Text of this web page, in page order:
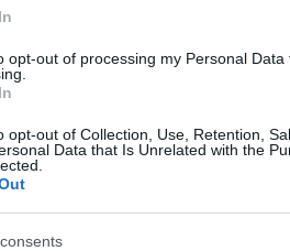
opt-out of processing my Personal Data
opt-out of Collection, Use, Retention,
Data that Is Unrelated with the
στο έβδομο βιβλίο
την Τζ. Κ. Ρόουλινγκ και
Flash.gr